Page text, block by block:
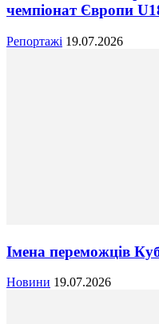
чемпіонат Європи
Репортажі 19.07.2026
Імена переможців
Новини 19.07.2026